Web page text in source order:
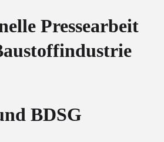
Pressearbeit
BDSG